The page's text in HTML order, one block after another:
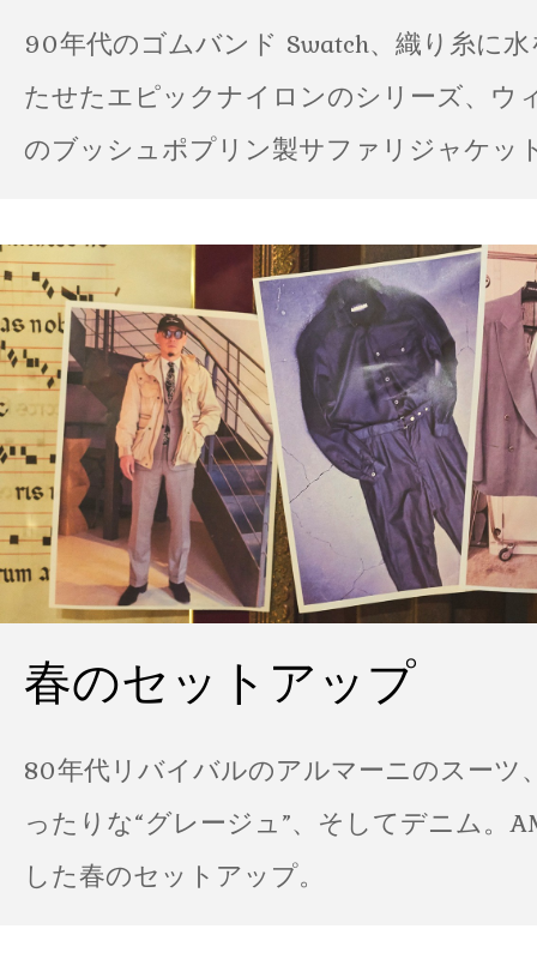
90年代のゴムバンド Swatch、織り糸に
たせたエピックナイロンのシリーズ、ウ
のブッシュポプリン製サファリジャケッ
春のセットアップ
80年代リバイバルのアルマーニのスーツ
ったりな“グレージュ”、そしてデニム。
した春のセットアップ。